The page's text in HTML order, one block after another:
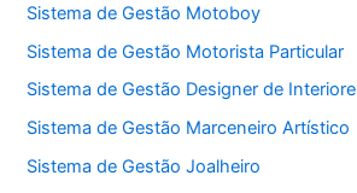
Sistema de Gestão Motoboy
Sistema de Gestão Motorista Particular
Sistema de Gestão Designer de
Sistema de Gestão Marceneiro Artístico
Sistema de Gestão Joalheiro